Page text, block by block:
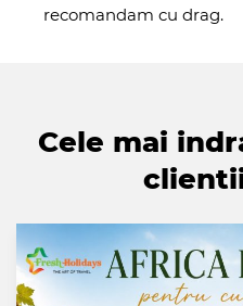
recomandam cu drag.
Cele mai